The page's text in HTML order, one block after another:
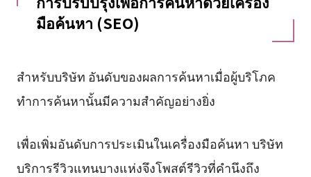
มือค้นหา (SEO)
สำหรับบริษัท อันดับของผลการค้นหาเมื่อผู้บริโภค
ทำการค้นหานั้นมีความสำคัญอย่างยิ่ง
เพื่อเพิ่มอันดับการประเมินในเครื่องมือค้นหา บริษัท
บริการรีวิวแทนบางแห่งจึงโพสต์รีวิวที่คำนึงถึง